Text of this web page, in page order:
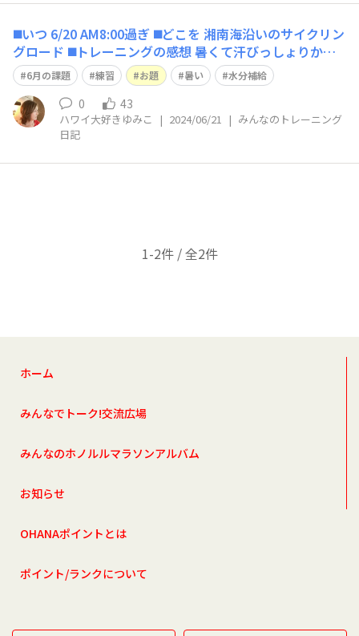
◼️いつ 6/20 AM8:00過ぎ ◼️どこを 湘南海沿いのサイクリン
グロード ◼️トレーニングの感想 暑くて汗びっしょりかき
ましたが気持ち良かったです ◼️OHANAの皆さんに一言 こ
れから暑くなるので熱中症に気をつけて頑張りましょう！
6月の課題 練習 お題 暑い 水分補給
0 43
ハワイ大好きゆみこ | 2024/06/21 | みんなのトレーニング
日記
1-2件 / 全2件
ホーム
みんなでトーク!交流広場
みんなのホノルルマラソンアルバム
お知らせ
OHANAポイントとは
ポイント/ランクについて